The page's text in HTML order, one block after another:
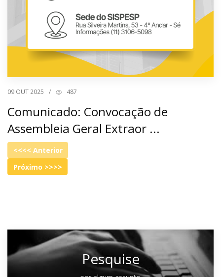
09 OUT 2025 / 487
Comunicado: Convocação de
Assembleia Geral Extraor ...
Pesquise